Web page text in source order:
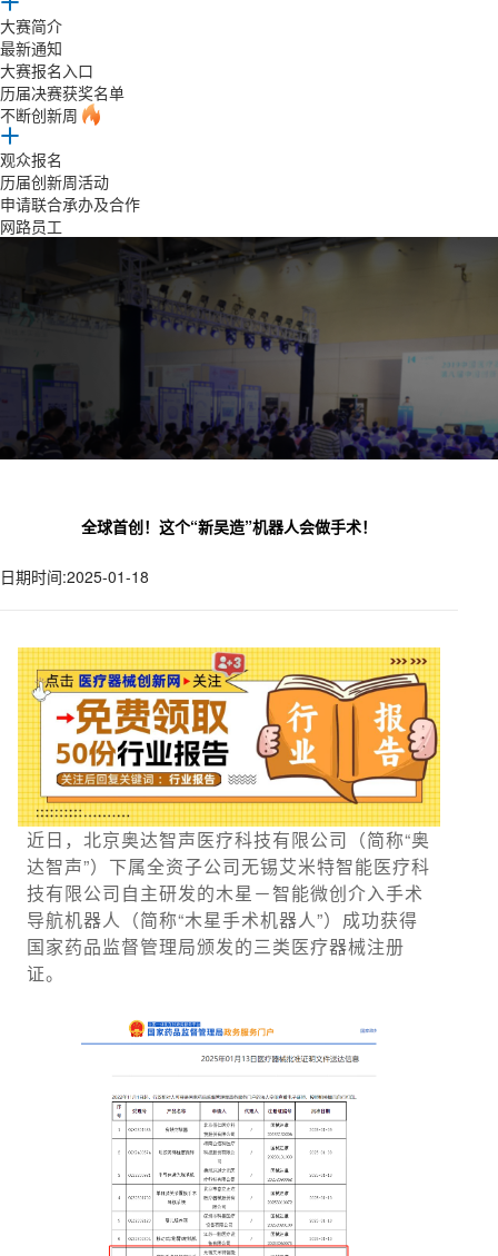
大赛简介
最新通知
大赛报名入口
历届决赛获奖名单
不断创新周
观众报名
历届创新周活动
申请联合承办及合作
网路员工
全球首创！这个“新吴造”机器人会做手术！
日期时间:2025-01-18
近日，北京奥达智声医疗科技有限公司（简称“奥
达智声”）下属全资子公司无锡艾米特智能医疗科
技有限公司自主研发的木星－智能微创介入手术
导航机器人（简称“木星手术机器人”）成功获得
国家药品监督管理局颁发的三类医疗器械注册
证。